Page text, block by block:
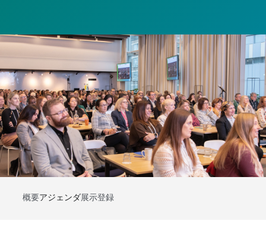
概要アジェンダ展示登録